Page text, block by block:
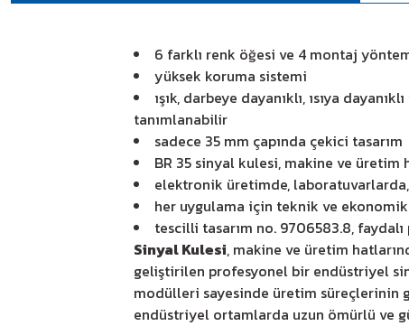
6 farklı renk öğesi ve 4 montaj
yüksek koruma sistemi
ışık, darbeye dayanıklı, ısıya
tanımlanabilir
sadece 35 mm çapında çekici tasarım
BR 35 sinyal kulesi, makine ve
elektronik üretimde,
her uygulama için teknik ve
tescilli tasarım no. 9706583.8, faydalı
Sinyal Kulesi, makine ve üretim
geliştirilen profesyonel bir endüstriyel
modülleri sayesinde üretim süreçlerinin
endüstriyel ortamlarda uzun ömürlü ve